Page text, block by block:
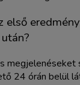
első
megjelenéseket
24 órán belül